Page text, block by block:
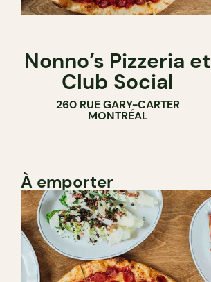
Nonno’s Pizzeria et
Club Social
260 RUE GARY-CARTER
MONTRÉAL
À emporter